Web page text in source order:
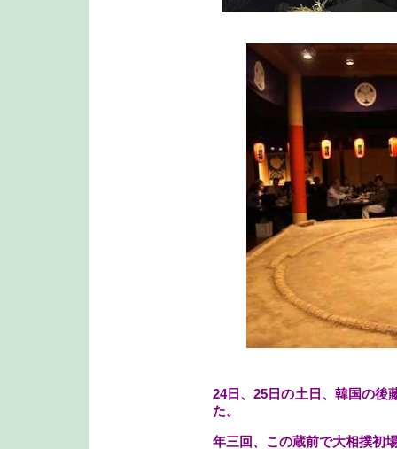
24日、25日の土日、韓国の後
た。
年三回、この蔵前で大相撲初